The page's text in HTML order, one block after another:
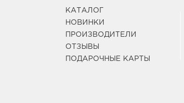
КАТАЛОГ
НОВИНКИ
ПРОИЗВОДИТЕЛИ
ОТЗЫВЫ
ПОДАРОЧНЫЕ КАРТЫ